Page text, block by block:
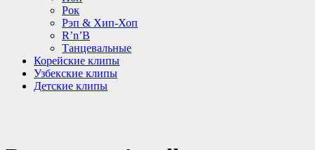
Рок
Рэп & Хип-Хоп
R’n’B
Танцевальные
Корейские клипы
Узбекские клипы
Детские клипы